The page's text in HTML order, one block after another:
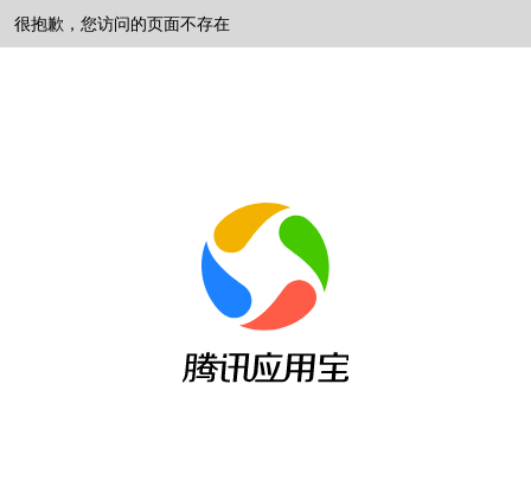
很抱歉，您访问的页面不存在